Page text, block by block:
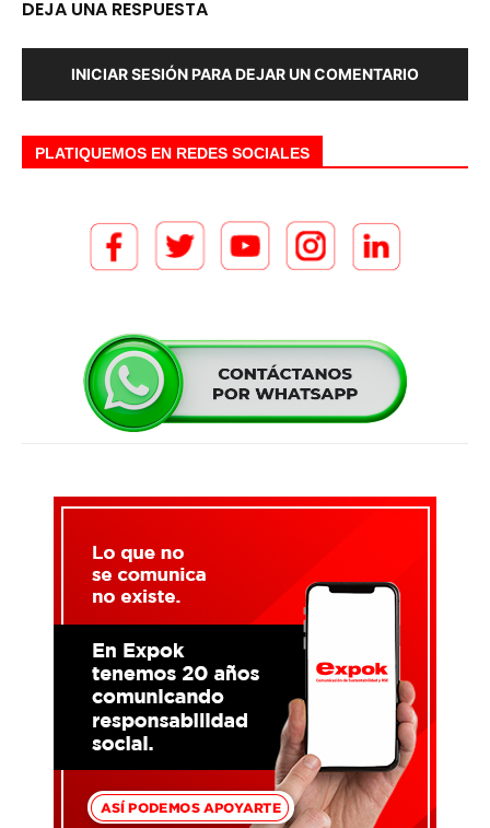
DEJA UNA RESPUESTA
INICIAR SESIÓN PARA DEJAR UN COMENTARIO
PLATIQUEMOS EN REDES SOCIALES